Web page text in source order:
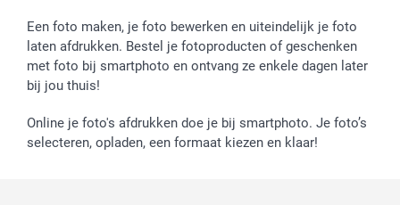
Een foto maken, je foto bewerken en uiteindelijk je foto
laten afdrukken. Bestel je fotoproducten of geschenken
met foto bij smartphoto en ontvang ze enkele dagen later
bij jou thuis!
Online je foto's afdrukken doe je bij smartphoto. Je foto’s
selecteren, opladen, een formaat kiezen en klaar!